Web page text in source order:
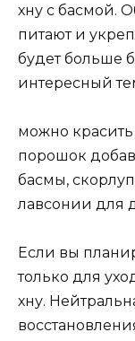
хну с басмой.
питают и
будет больше
интересный
можно
порошок
басмы,
лавсонии для
Если вы
только для
хну.